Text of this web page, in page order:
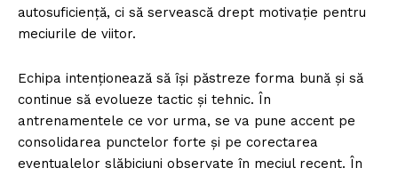
autosuficiență, ci să servească drept motivație pentru
meciurile de viitor.
Echipa intenționează să își păstreze forma bună și să
continue să evolueze tactic și tehnic. În
antrenamentele ce vor urma, se va pune accent pe
consolidarea punctelor forte și pe corectarea
eventualelor slăbiciuni observate în meciul recent. În